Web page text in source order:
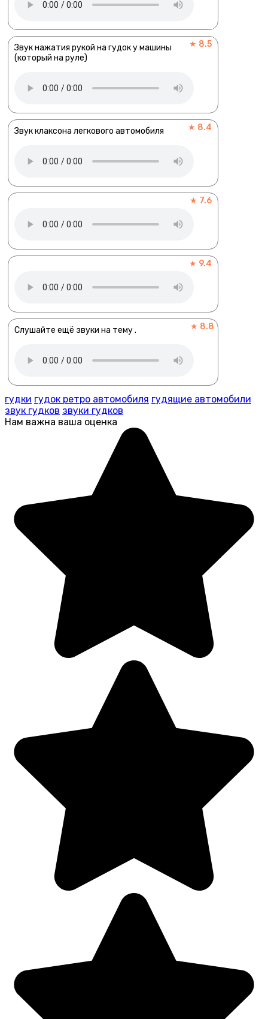
Звук нажатия рукой на гудок у машины
(который на руле)
★ 8.5
Звук клаксона легкового автомобиля ★ 8.4
★ 7.6
★ 9.4
Слушайте ещё звуки на тему . ★ 8.8
гудки гудок ретро автомобиля гудящие автомобили
звук гудков звуки гудков
Нам важна ваша оценка